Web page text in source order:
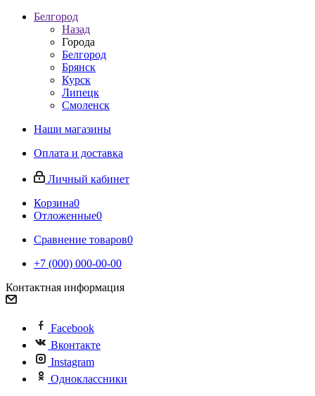
Белгород
Назад
Города
Белгород
Брянск
Курск
Липецк
Смоленск
Наши магазины
Оплата и доставка
Личный кабинет
Корзина0
Отложенные0
Сравнение товаров0
+7 (000) 000-00-00
Контактная информация
Facebook
Вконтакте
Instagram
Одноклассники